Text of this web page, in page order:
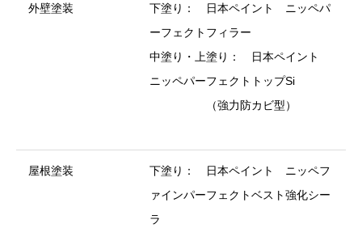
外壁塗装
下塗り： 日本ペイント ニッペパ
ーフェクトフィラー
中塗り・上塗り： 日本ペイント
ニッペパーフェクトトップSi
（強力防カビ型）
屋根塗装
下塗り： 日本ペイント ニッペフ
ァインパーフェクトベスト強化シー
ラ